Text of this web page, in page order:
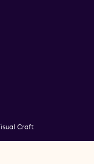
Craft